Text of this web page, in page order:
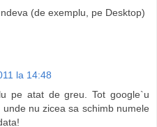
(de exemplu, pe Desktop)
la 14:48
pe atat de greu. Tot google`u
nu zicea sa schimb numele